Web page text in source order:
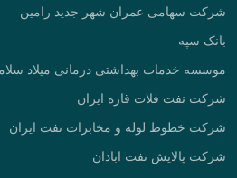
شرکت سهامی عمران شهر جدید رامین
بانک سپه
موسسه خدمات بهداشتی درمانی میلاد
شرکت نفت فلات قاره ایران
شرکت خطوط لوله و مخابرات نفت ایران
شرکت پالایش نفت ابادان